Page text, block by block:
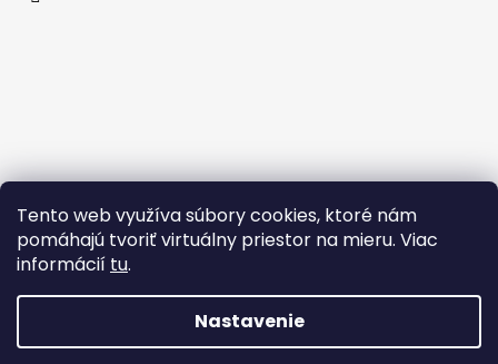
Tento web využíva súbory cookies, ktoré nám
pomáhajú tvoriť virtuálny priestor na mieru. Viac
informácií tu.
Nastavenie